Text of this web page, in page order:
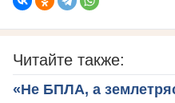
Читайте также:
«Не БПЛА, а